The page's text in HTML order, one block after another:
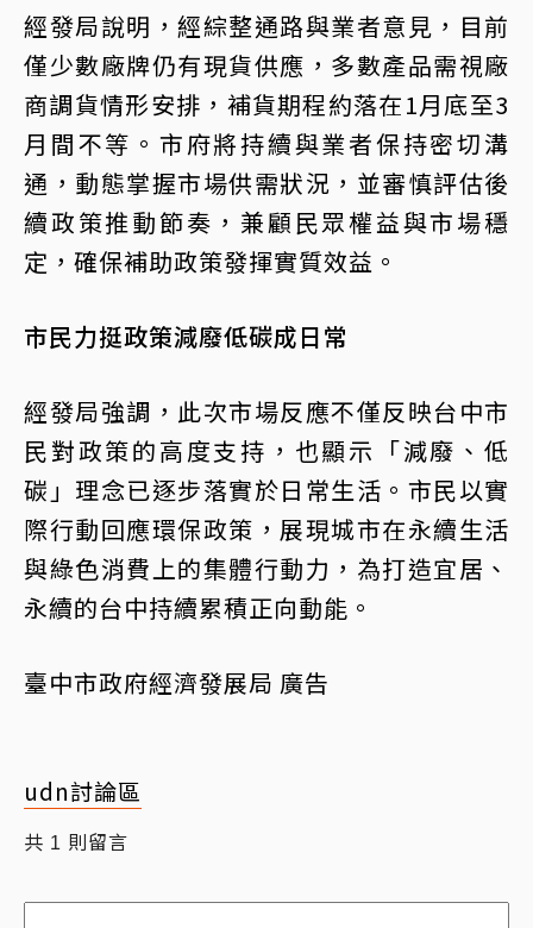
經發局說明，經綜整通路與業者意見，目前
僅少數廠牌仍有現貨供應，多數產品需視廠
商調貨情形安排，補貨期程約落在1月底至3
月間不等。市府將持續與業者保持密切溝
通，動態掌握市場供需狀況，並審慎評估後
續政策推動節奏，兼顧民眾權益與市場穩
定，確保補助政策發揮實質效益。
市民力挺政策減廢低碳成日常
經發局強調，此次市場反應不僅反映台中市
民對政策的高度支持，也顯示「減廢、低
碳」理念已逐步落實於日常生活。市民以實
際行動回應環保政策，展現城市在永續生活
與綠色消費上的集體行動力，為打造宜居、
永續的台中持續累積正向動能。
臺中市政府經濟發展局 廣告
udn討論區
共 1 則留言